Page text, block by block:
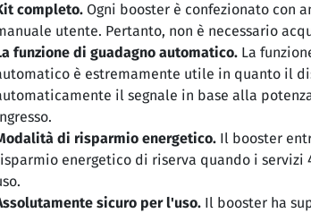
completo. Ogni booster è confezionato con
utente. Pertanto, non è necessario
funzione di guadagno automatico. La
è estremamente utile in quanto il
il segnale in base alla
di risparmio energetico. Il booster
energetico di riserva quando i servizi
sicuro per l'uso. Il booster ha